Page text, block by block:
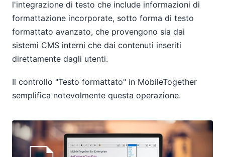
l'integrazione di testo che include informazioni di
formattazione incorporate, sotto forma di testo
formattato avanzato, che provengono sia dai
sistemi CMS interni che dai contenuti inseriti
direttamente dagli utenti.
Il controllo "Testo formattato" in MobileTogether
semplifica notevolmente questa operazione.